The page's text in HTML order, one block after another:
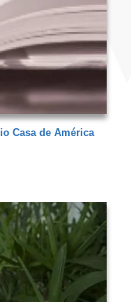
Casa de América